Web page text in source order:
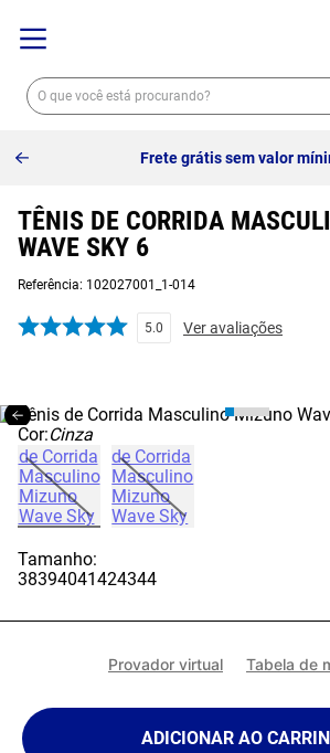
Frete grátis sem valor
TÊNIS DE CORRIDA
WAVE SKY 6
Referência: 102027001_1-014
5.0 Ver avaliações
Cor:Cinza
Tamanho:
38394041424344
Provador virtual Tabela de
ADICIONAR AO